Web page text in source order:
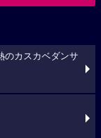
のカスカベダンサ